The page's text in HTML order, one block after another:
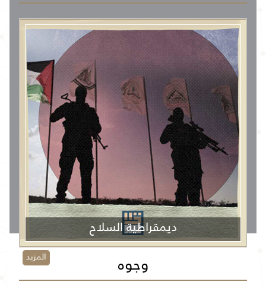
ديمقراطية السلاح
المزيد وجوه